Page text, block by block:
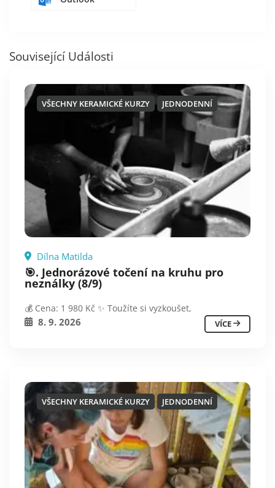
Související Události
VŠECHNY KERAMICKÉ KURZY JEDNODENNÍ
Dílna Matilda
🎯. Jednorázové točení na kruhu pro
neználky (8/9)
💰 Cena: 1 980 Kč ✨ Toužíte si vyzkoušet,
8. 9. 2026 VÍCE
VŠECHNY KERAMICKÉ KURZY JEDNODENNÍ